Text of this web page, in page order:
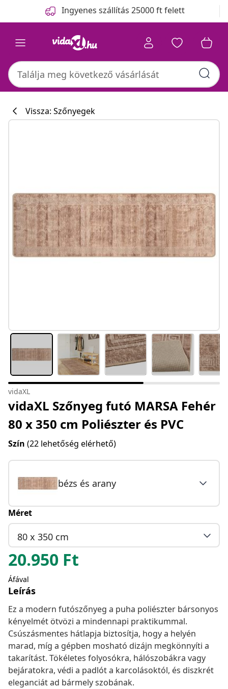
Ingyenes szállítás 25000 ft felett
Vissza: Szőnyegek
vidaXL
vidaXL Szőnyeg futó MARSA Fehér
80 x 350 cm Poliészter és PVC
Szín (22 lehetőség elérhető)
bézs és arany
Méret
80 x 350 cm
20.950 Ft
Áfával
Leírás
Ez a modern futószőnyeg a puha poliészter bársonyos
kényelmét ötvözi a mindennapi praktikummal.
Csúszásmentes hátlapja biztosítja, hogy a helyén
marad, míg a gépben mosható dizájn megkönnyíti a
takarítást. Tökéletes folyosókra, hálószobákra vagy
bejáratokra, védi a padlót a karcolásoktól, és diszkrét
eleganciát ad bármely szobának.